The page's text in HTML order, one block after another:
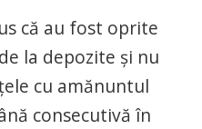
că au fost oprite
la depozite și nu
cu amănuntul
consecutivă în